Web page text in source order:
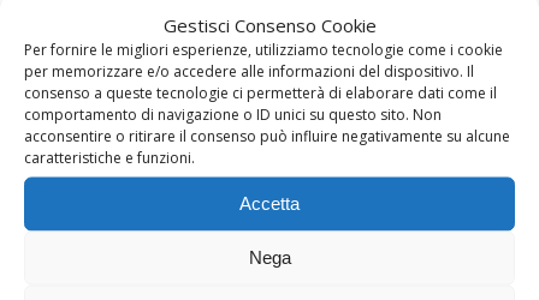
Gestisci Consenso Cookie
Per fornire le migliori esperienze, utilizziamo tecnologie come i cookie
per memorizzare e/o accedere alle informazioni del dispositivo. Il
consenso a queste tecnologie ci permetterà di elaborare dati come il
comportamento di navigazione o ID unici su questo sito. Non
acconsentire o ritirare il consenso può influire negativamente su alcune
caratteristiche e funzioni.
Accetta
Nega
Frollatura
Minimo 90 giorni, Standard –
20/30 giorni
Prodotti correlati